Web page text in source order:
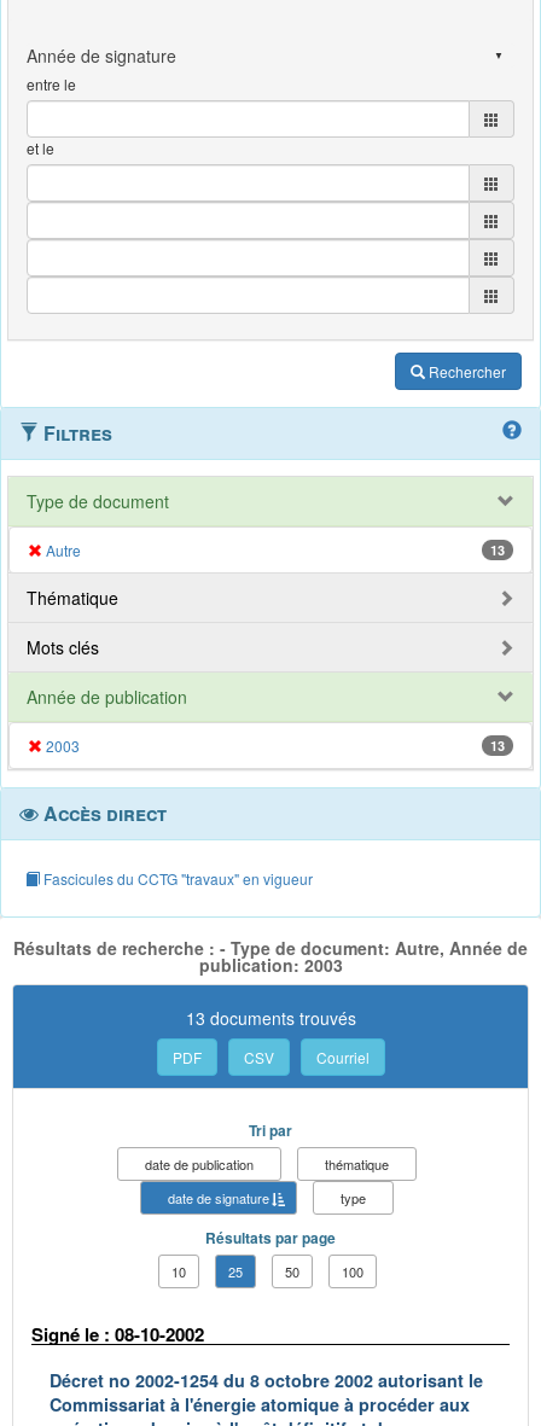
entre le
et le
Rechercher
Filtres
Type de document
Autre 13
Thématique
Mots clés
Année de publication
2003 13
Accès direct
Fascicules du CCTG "travaux" en vigueur
Résultats de recherche : - Type de document: Autre, Année de
publication: 2003
13 documents trouvés
PDF CSV Courriel
Tri par
date de publication
thématique
date de signature
type
Résultats par page
10 25 50 100
Signé le : 08-10-2002
Décret no 2002-1254 du 8 octobre 2002 autorisant le
Commissariat à l'énergie atomique à procéder aux